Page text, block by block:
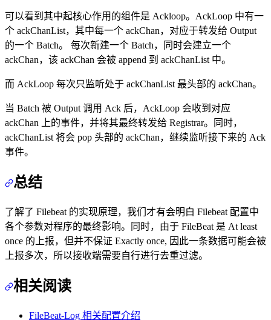
可以看到其中起核心作用的组件是 Ackloop。AckLoop 中有一
个 ackChanList，其中每一个 ackChan，对应于转发给 Output
的一个 Batch。 每次新建一个 Batch，同时会建立一个
ackChan，该 ackChan 会被 append 到 ackChanList 中。
而 AckLoop 每次只监听处于 ackChanList 最头部的 ackChan。
当 Batch 被 Output 调用 Ack 后，AckLoop 会收到对应
ackChan 上的事件，并将其最终转发给 Registrar。同时，
ackChanList 将会 pop 头部的 ackChan，继续监听接下来的 Ack
事件。
总结
了解了 Filebeat 的实现原理，我们才有会明白 Filebeat 配置中
各个参数对程序的最终影响。同时，由于 FileBeat 是 At least
once 的上报，但并不保证 Exactly once, 因此一条数据可能会被
上报多次，所以接收端需要自行进行去重过滤。
相关阅读
FileBeat-Log 相关配置介绍